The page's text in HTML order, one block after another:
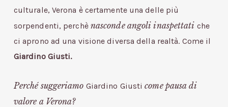
culturale, Verona è certamente una delle più
sorpendenti, perchè nasconde angoli inaspettati che
ci aprono ad una visione diversa della realtà. Come il
Giardino Giusti.
Perché suggeriamo Giardino Giusticome pausa di
valore a Verona?